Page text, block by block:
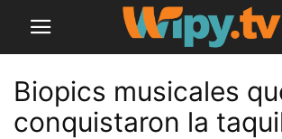
Biopics musicales
conquistaron la